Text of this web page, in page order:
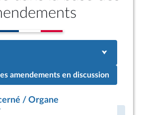
amendements en discussion
/ Organe